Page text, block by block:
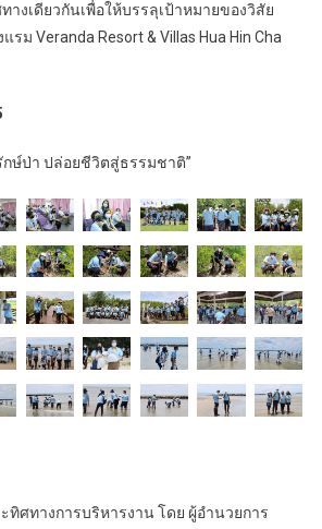
างเดียวกันเพื่อให้บรรลุเป้าหมายของวิสัย
ม Veranda Resort & Villas Hua Hin Cha
รักษ์ป่า ปล่อยชีวิตสู่ธรรมชาติ”
ทิศทางการบริหารงาน โดย ผู้อำนวยการ